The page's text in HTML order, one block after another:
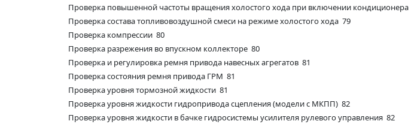
Проверка повышенной частоты вращения холостого хода при включении кондиционера
Проверка состава топливовоздушной смеси на режиме холостого хода 79
Проверка компрессии 80
Проверка разрежения во впускном коллекторе 80
Проверка и регулировка ремня привода навесных агрегатов 81
Проверка состояния ремня привода ГРМ 81
Проверка уровня тормозной жидкости 81
Проверка уровня жидкости гидропривода сцепления (модели с МКПП) 82
Проверка уровня жидкости в бачке гидросистемы усилителя рулевого управления 82